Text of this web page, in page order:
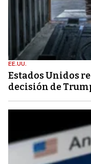
EE.UU.
Estados Unidos
decisión de